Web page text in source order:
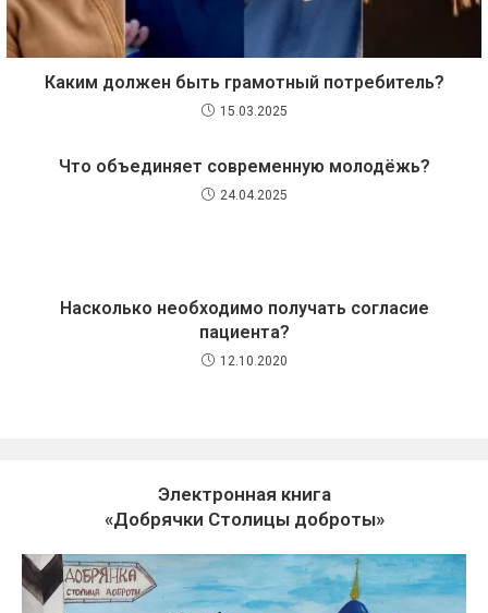
Каким должен быть грамотный потребитель?
15.03.2025
Что объединяет современную молодёжь?
24.04.2025
Насколько необходимо получать согласие
пациента?
12.10.2020
Электронная книга
«Добрячки Столицы доброты»